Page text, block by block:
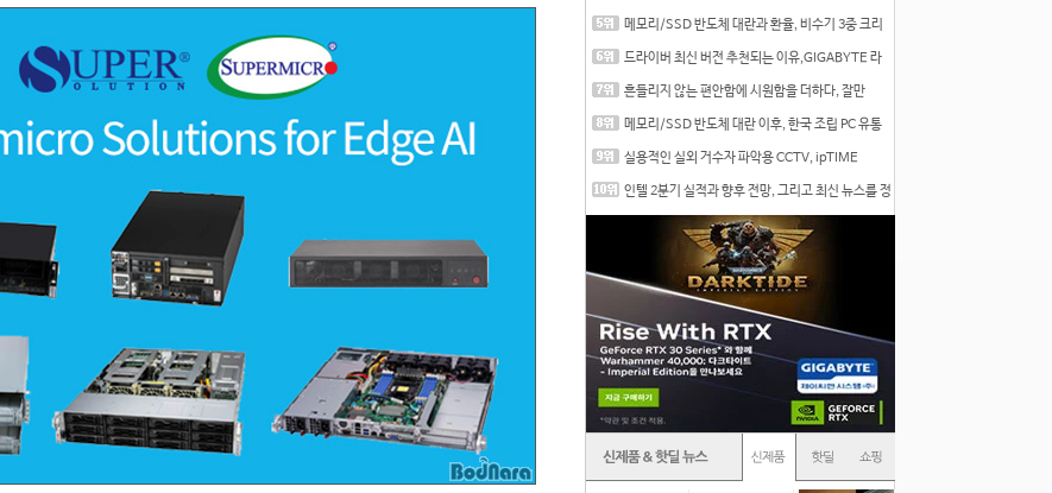
메모리/SSD 반도체 대란과 환율, 비수기 3중 크리
드라이버 최신 버전 추천되는 이유,GIGABYTE 라
흔들리지 않는 편안함에 시원함을 더하다, 잘만
메모리/SSD 반도체 대란 이후, 한국 조립 PC 유통
실용적인 실외 거수자 파악용 CCTV, ipTIME
인텔 2분기 실적과 향후 전망, 그리고 최신 뉴스를 정